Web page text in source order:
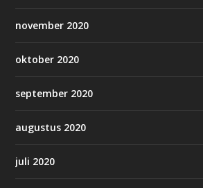
november 2020
oktober 2020
september 2020
augustus 2020
juli 2020